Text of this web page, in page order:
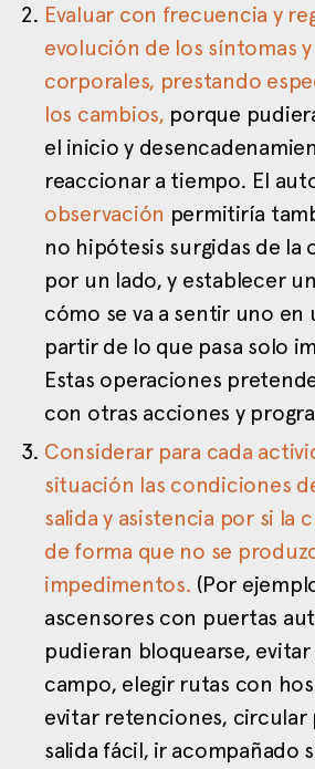
Evaluar con frecuencia y
evolución de los síntomas
corporales, prestando
los cambios, porque
el inicio y
reaccionar a tiempo. El
observación permitiría
no hipótesis surgidas de la
por un lado, y establecer
cómo se va a sentir uno en
partir de lo que pasa solo
Estas operaciones
con otras acciones y
Considerar para cada
situación las condiciones
salida y asistencia por si la
de forma que no se
impedimentos. (Por
ascensores con puertas
pudieran bloquearse,
campo, elegir rutas con
evitar retenciones, circular
salida fácil, ir acompañado